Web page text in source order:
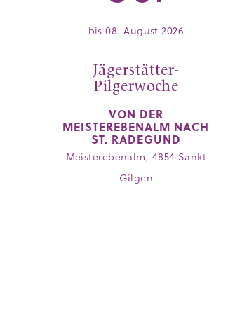
bis 08. August 2026
Jägerstätter-
Pilgerwoche
VON DER
MEISTEREBENALM NACH
ST. RADEGUND
Meisterebenalm, 4854 Sankt
Gilgen